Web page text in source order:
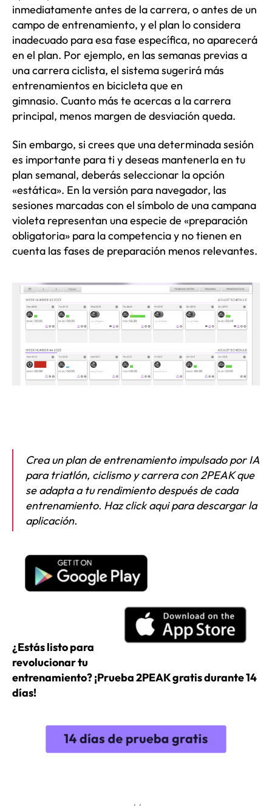
inmediatamente antes de la carrera, o antes de un
campo de entrenamiento, y el plan lo considera
inadecuado para esa fase específica, no aparecerá
en el plan. Por ejemplo, en las semanas previas a
una carrera ciclista, el sistema sugerirá más
entrenamientos en bicicleta que en
gimnasio. Cuanto más te acercas a la carrera
principal, menos margen de desviación queda.
Sin embargo, si crees que una determinada sesión
es importante para ti y deseas mantenerla en tu
plan semanal, deberás seleccionar la opción
«estática». En la versión para navegador, las
sesiones marcadas con el símbolo de una campana
violeta representan una especie de «preparación
obligatoria» para la competencia y no tienen en
cuenta las fases de preparación menos relevantes.
Crea un plan de entrenamiento impulsado por IA
para triatlón, ciclismo y carrera con 2PEAK que
se adapta a tu rendimiento después de cada
entrenamiento. Haz click aqui para descargar la
aplicación.
¿Estás listo para
revolucionar tu
entrenamiento? ¡Prueba 2PEAK gratis durante 14
días!